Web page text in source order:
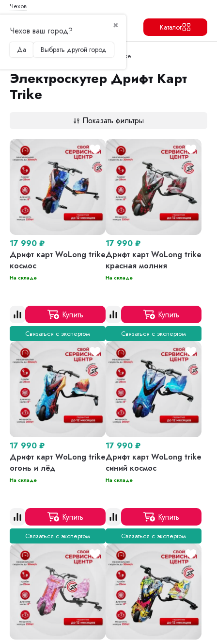
Чехов
✖
Чехов ваш город?
Да Выбрать другой город
Каталог
Главная Электроскутер Дрифт Карт Trike
Электроскутер Дрифт Карт
Trike
Показать фильтры
17 990 ₽
Дрифт карт WoLong trike
космос
На складе
Купить
Связаться с экспертом
17 990 ₽
Дрифт карт WoLong trike
красная молния
На складе
Купить
Связаться с экспертом
17 990 ₽
Дрифт карт WoLong trike
огонь и лёд
На складе
Купить
Связаться с экспертом
17 990 ₽
Дрифт карт WoLong trike
синий космос
На складе
Купить
Связаться с экспертом
Продолжить Перейти в корзину